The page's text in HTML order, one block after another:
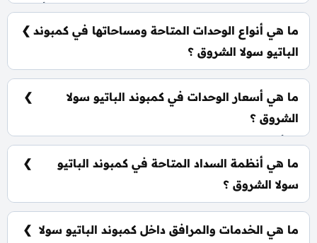
يقع كمبوند الباتيو سولا الشروق علي طريق السويس أمام
ما هي أنواع الوحدات المتاحة ومساحاتها في كمبوند
الباتيو سولا الشروق ؟
يضم الكمبوند مجموعة متنوعة من الوحدات السكنية،
تشمل: شقق سكنية: تبدأ من 119 متر² دوبلكس: تبدأ من
310 متر² بنتهاوس: تبدأ من 119 متر²
ما هي أسعار الوحدات في كمبوند الباتيو سولا
الشروق ؟
تبدأ الأسعار من 7,800,000 جنيه وتختلف حسب نوع
الوحدة والمساحة، كما أن الأسعار قابلة للتغيير حسب
تطورات السوق.
ما هي أنظمة السداد المتاحة في كمبوند الباتيو
سولا الشروق ؟
يمكنك حجز وحدتك بدفع مقدم 5% فقط، كما يتم تقسيط
الباقي على فترة تصل إلي 10 سنوات بدون أي فوائد.
ما هي الخدمات والمرافق داخل كمبوند الباتيو سولا